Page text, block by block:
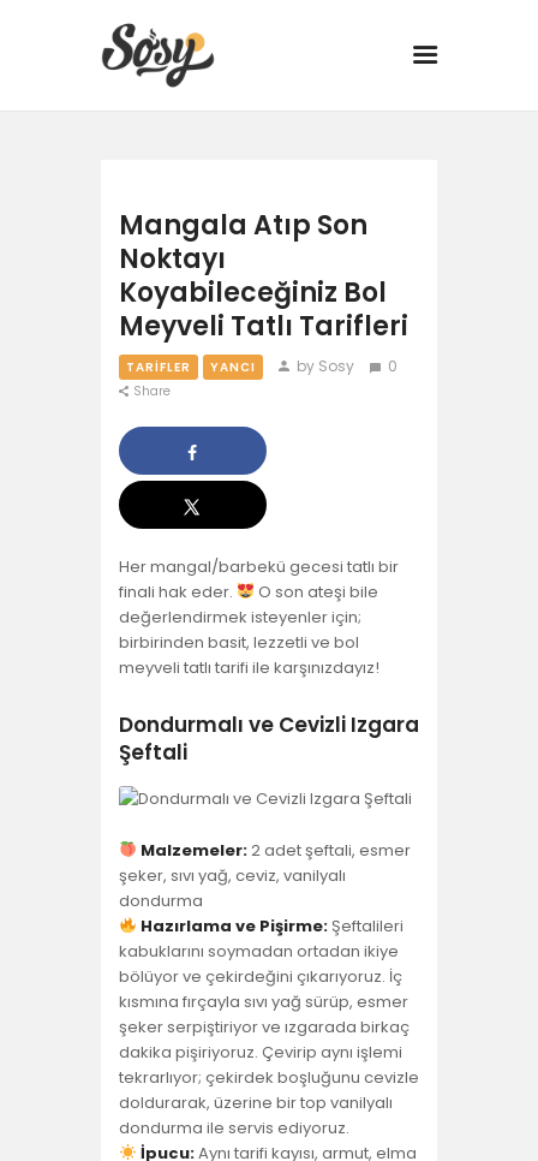
MANGAL
YANCI
FIT
DRINK
BBQ 101
SOSY’LE!
Mangala Atıp Son
Noktayı
Koyabileceğiniz Bol
Meyveli Tatlı Tarifleri
TARIFLER YANCI by Sosy 0
Share
Her mangal/barbekü gecesi tatlı bir
finali hak eder.
O son ateşi bile
değerlendirmek isteyenler için;
birbirinden basit, lezzetli ve bol
meyveli tatlı tarifi ile karşınızdayız!
Dondurmalı ve Cevizli Izgara
Şeftali
Malzemeler:2 adet şeftali, esmer
şeker, sıvı yağ, ceviz, vanilyalı
dondurma
Hazırlama ve Pişirme:Şeftalileri
kabuklarını soymadan ortadan ikiye
bölüyor ve çekirdeğini çıkarıyoruz. İç
kısmına fırçayla sıvı yağ sürüp, esmer
şeker serpiştiriyor ve ızgarada birkaç
dakika pişiriyoruz. Çevirip aynı işlemi
tekrarlıyor; çekirdek boşluğunu cevizle
doldurarak, üzerine bir top vanilyalı
dondurma ile servis ediyoruz.
İpucu:Aynı tarifi kayısı, armut, elma